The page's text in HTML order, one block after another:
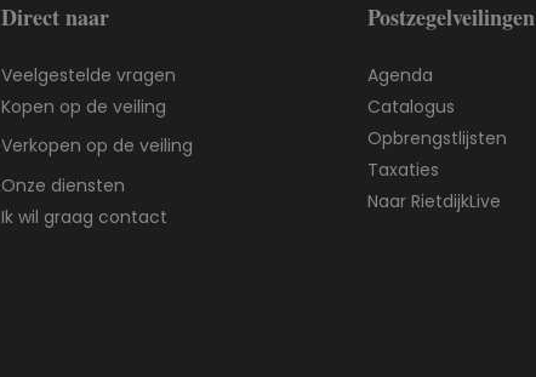
Direct naar
Veelgestelde vragen
Kopen op de veiling
Verkopen op de veiling
Onze diensten
Ik wil graag contact
Postzegelveilingen
Agenda
Catalogus
Opbrengstlijsten
Taxaties
Naar RietdijkLive